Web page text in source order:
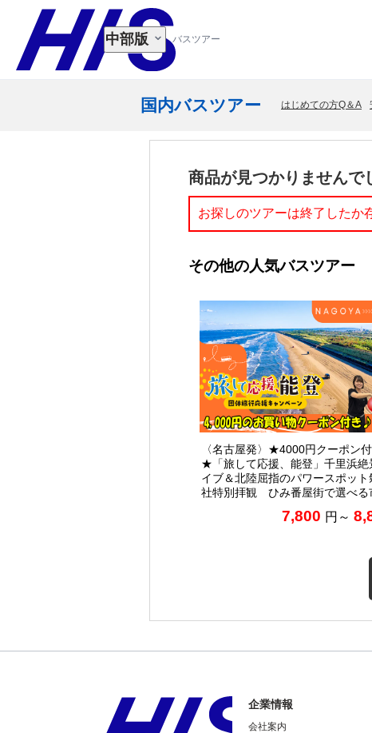
バスツアー
中部版
国内バスツアー はじめての方Q＆A
商品が見つかりませんで
お探しのツアーは終了したか
その他の人気バスツアー
〈名古屋発〉★4000円クーポン付
★「旅して応援、能登」千里浜絶
イブ＆北陸屈指のパワースポット
社特別拝観 ひみ番屋街で選べる
7,800 円～
企業情報
会社案内